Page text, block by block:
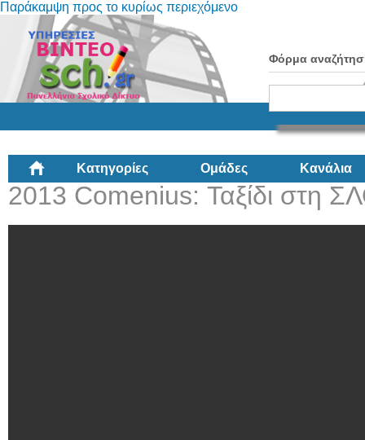
Παράκαμψη προς το κυρίως περιεχόμενο
Φόρμα
Κατηγορίες Ομάδες Κανάλια
2013 Comenius: Ταξίδι στη